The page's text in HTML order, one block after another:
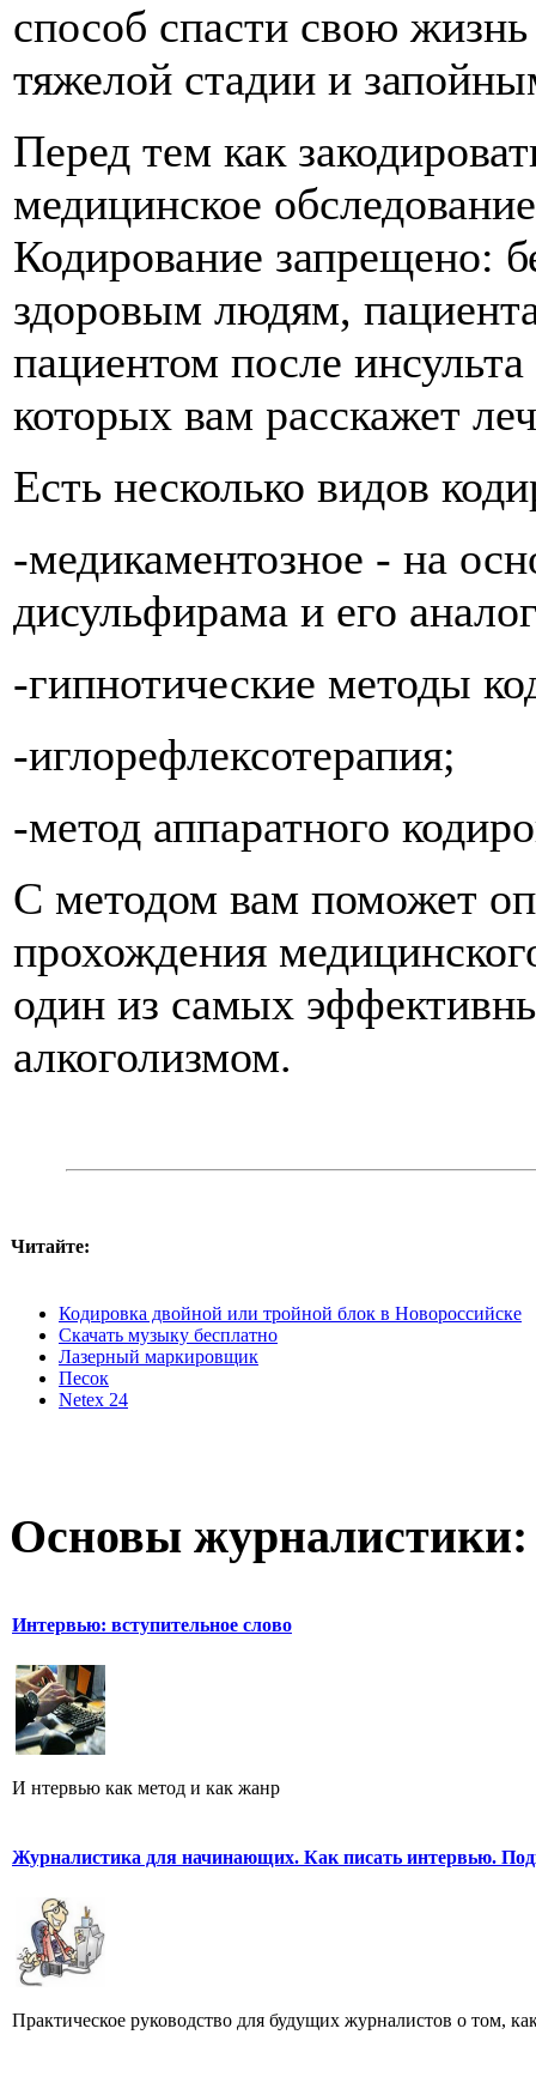
способ спасти свою
тяжелой стадии и
Перед тем как
медицинское
Кодирование запрещено:
здоровым людям,
пациентом после
которых вам расскажет
Есть несколько видов
-медикаментозное - на
дисульфирама и его
-гипнотические методы
-иглорефлексотерапия;
-метод аппаратного
С методом вам поможет
прохождения
один из самых
алкоголизмом.
Читайте:
Кодировка двойной или тройной блок в Новороссийске
Скачать музыку бесплатно
Лазерный маркировщик
Песок
Netex 24
Основы журналистики:
Интервью: вступительное слово
И нтервью как метод и как жанр
Журналистика для начинающих. Как писать интервью.
Практическое руководство для будущих журналистов о том,